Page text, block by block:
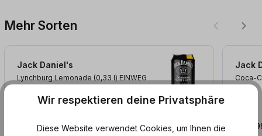
Mehr Sorten
Jack Daniel's
Lynchburg Lemonade (0,33 l) EINWEG
2,99 €*
ab 9,06 € / 1 l
Jack
Coca-
Wir respektieren deine Privatsphäre
Diese Website verwendet Cookies, um Ihnen die